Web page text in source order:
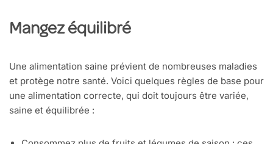
Mangez équilibré
Une alimentation saine prévient de nombreuses maladies
et protège notre santé. Voici quelques règles de base pour
une alimentation correcte, qui doit toujours être variée,
saine et équilibrée :